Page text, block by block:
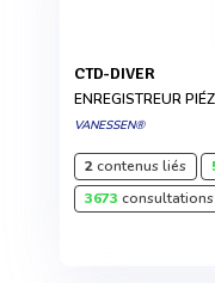
CTD-DIVER
ENREGISTREUR
VANESSEN®
2contenus liés
3673